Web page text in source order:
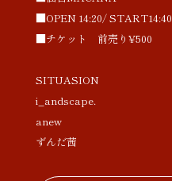
■OPEN 14:20/ START14:40
■チケット 前売り¥500
SITUASION
i_andscape.
anew
ずんだ茜